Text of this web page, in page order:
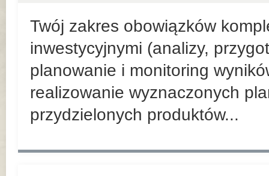
Twój zakres obowiązków
inwestycyjnymi (analizy,
planowanie i monitoring
realizowanie wyznaczonych
przydzielonych produktów...